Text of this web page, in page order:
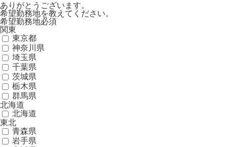
ありがとうございます。
希望勤務地を教えてください。
希望勤務地必須
関東
東京都
神奈川県
埼玉県
千葉県
茨城県
栃木県
群馬県
北海道
北海道
東北
青森県
岩手県